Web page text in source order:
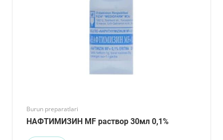
Burun preparatlari
НАФТИМИЗИН MF раствор 30мл 0,1%